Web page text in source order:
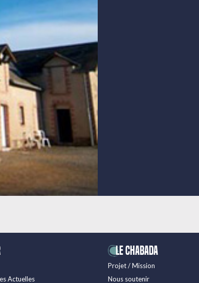
Actuelles
LE CHABADA
Projet / Mission
Nous soutenir